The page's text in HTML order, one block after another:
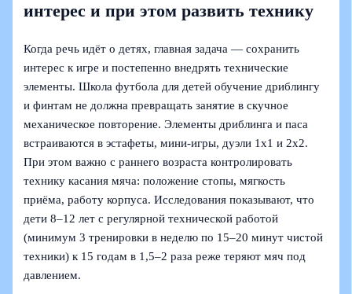
интерес и при этом развить технику
Когда речь идёт о детях, главная задача — сохранить
интерес к игре и постепенно внедрять технические
элементы. Школа футбола для детей обучение дриблингу
и финтам не должна превращать занятие в скучное
механическое повторение. Элементы дриблинга и паса
встраиваются в эстафеты, мини‑игры, дуэли 1х1 и 2х2.
При этом важно с раннего возраста контролировать
технику касания мяча: положение стопы, мягкость
приёма, работу корпуса. Исследования показывают, что
дети 8–12 лет с регулярной технической работой
(минимум 3 тренировки в неделю по 15–20 минут чистой
техники) к 15 годам в 1,5–2 раза реже теряют мяч под
давлением.